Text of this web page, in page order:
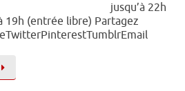
jusqu’à 22h
19h (entrée libre) Partagez